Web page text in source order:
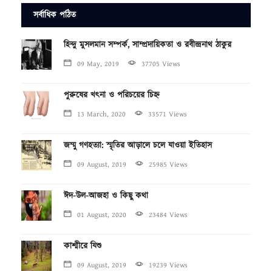
সর্বাধিক পঠিত
হিন্দু মুসলমান সম্পর্ক, সাম্প্রদায়িকতা ও রবীন্দ্রনাথ ঠাকুর
09 May, 2019 37705 Views
পুরুষের খৎনা ও পরিচয়ের চিহ্ন
13 March, 2020 33571 Views
জম্মু গণহত্যা: স্মৃতির আড়ালে চলে যাওয়া ইতিহাস
09 August, 2019 25985 Views
ঈদ-উল-আজহা ও কিছু কথা
01 August, 2020 23484 Views
কাশ্মীরে যিশু
09 August, 2019 19239 Views